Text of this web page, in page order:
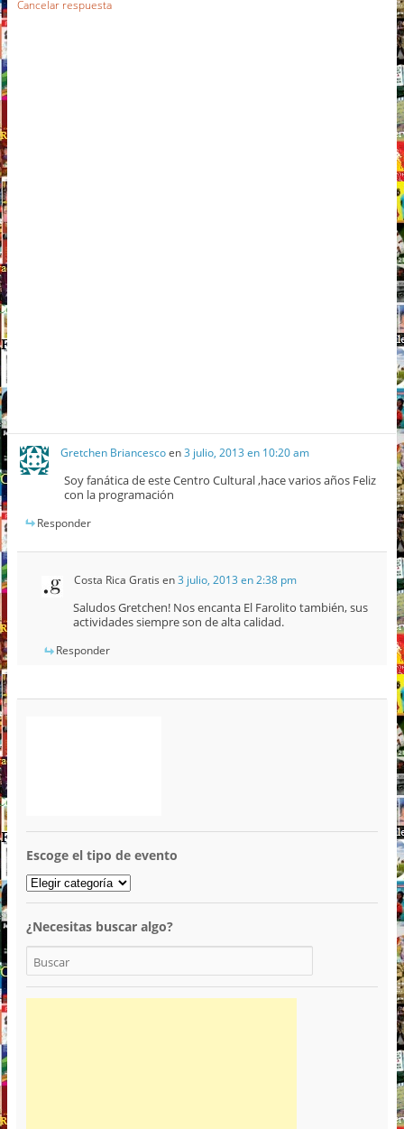
Cancelar respuesta
Gretchen Briancescoen3 julio, 2013 en 10:20 am
Soy fanática de este Centro Cultural ,hace varios años Feliz
con la programación
Responder
Costa Rica Gratis en3 julio, 2013 en 2:38 pm
Saludos Gretchen! Nos encanta El Farolito también, sus
actividades siempre son de alta calidad.
Responder
Escoge el tipo de evento
¿Necesitas buscar algo?